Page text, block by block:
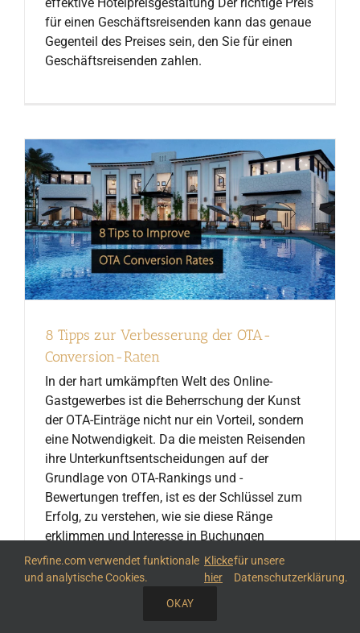
für einen Geschäftsreisenden kann das genaue
Gegenteil des Preises sein, den Sie für einen
Geschäftsreisenden zahlen.
8 Tipps zur Verbesserung der OTA-
Conversion-Raten
In der hart umkämpften Welt des Online-
Gastgewerbes ist die Beherrschung der Kunst
der OTA-Einträge nicht nur ein Vorteil, sondern
eine Notwendigkeit. Da die meisten Reisenden
ihre Unterkunftsentscheidungen auf der
Grundlage von OTA-Rankings und -
Bewertungen treffen, ist es der Schlüssel zum
Erfolg, zu verstehen, wie sie diese Ränge
erklimmen und Interesse in Buchungen
umwandeln können. Ihr OTA-Eintrag kann
zwischen einem gefüllten Raum und einem leer
Revfine.com verwendet funktionale
und analytische Cookies.
Klicke
hier
für unsere
Datenschutzerklärung.
OKAY